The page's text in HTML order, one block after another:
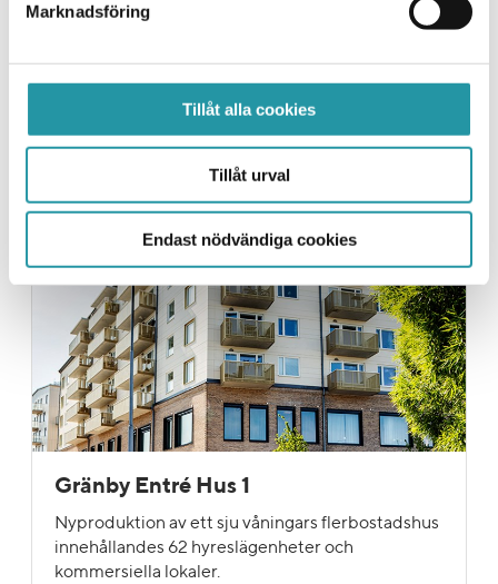
Marknadsföring
Tillåt alla cookies
Tillåt urval
Endast nödvändiga cookies
Kv. Docenten
Uppsala, på uppdrag av SKB.
Gränby Entré Hus 1
Nyproduktion av ett sju våningars flerbostadshus
innehållandes 62 hyreslägenheter och
kommersiella lokaler.